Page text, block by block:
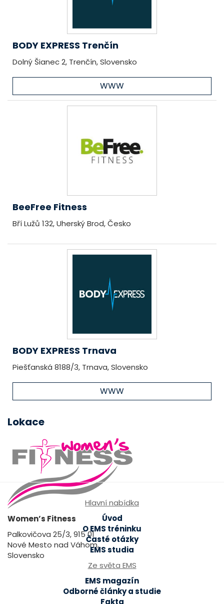
BODY EXPRESS Trenčín
Dolný Šianec 2, Trenčín, Slovensko
WWW
BeeFree Fitness
Bří Lužů 132, Uherský Brod, Česko
BODY EXPRESS Trnava
Piešťanská 8188/3, Trnava, Slovensko
WWW
Lokace
Women’s Fitness
Palkovičova 25/3, 915 01
Nové Mesto nad Váhom,
Slovensko
Hlavní nabídka
Úvod
O EMS tréninku
Časté otázky
EMS studia
Ze světa EMS
EMS magazín
Odborné články a studie
Fakta